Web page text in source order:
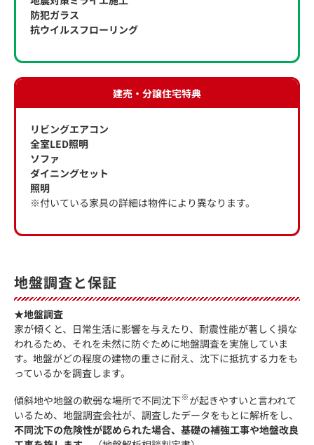
防犯ガラス
抗ウイルスフローリング
建売・分譲住宅特典
リビングエアコン
全室LED照明
ソファ
ダイニングセット
照明
※付いている家具の詳細は物件により異なります。
地盤調査と保証
★地盤調査
家が傾くと、日常生活に影響を与えたり、耐震性能が著しく損な
われるため、それを未然に防ぐために地盤調査を実施していま
す。地盤がどの程度の建物の重さに耐え、沈下に抵抗する力をも
っているかを調査します。
傾斜地や地盤の軟弱な場所で不同沈下※が起きやすいと言われて
いるため、地盤調査会社が、調査したデータをもとに解析をし、
不同沈下の危険性が認められた場合、基礎の補強工事や地盤改良